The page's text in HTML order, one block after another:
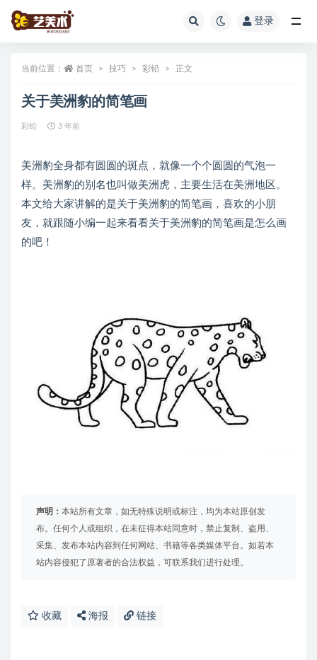
登录
当前位置： 首页 技巧 彩铅 正文
关于美洲豹的简笔画
彩铅 3 年前
美洲豹全身都有圆圆的斑点，就像一个个圆圆的气泡一
样。美洲豹的别名也叫做美洲虎，主要生活在美洲地区。
本文给大家讲解的是关于美洲豹的简笔画，喜欢的小朋
友，就跟随小编一起来看看关于美洲豹的简笔画是怎么画
的吧！
声明： 本站所有文章，如无特殊说明或标注，均为本站原创发
布。任何个人或组织，在未征得本站同意时，禁止复制、盗用、
采集、发布本站内容到任何网站、书籍等各类媒体平台。如若本
站内容侵犯了原著者的合法权益，可联系我们进行处理。
收藏 海报 链接